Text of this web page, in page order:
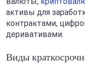
активы для
контрактами,
деривативами.
Виды